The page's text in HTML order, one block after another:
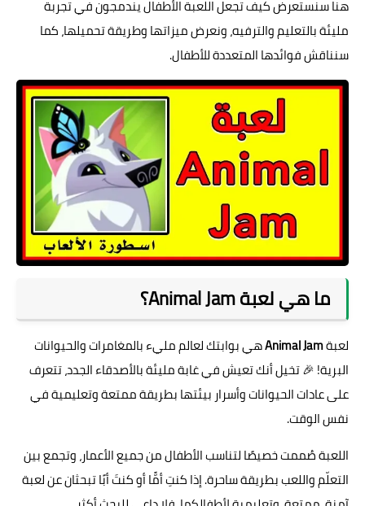
هنا سنستعرض كيف تجعل اللعبة الأطفال يندمجون في تجربة
مليئة بالتعليم والترفيه، ونعرض ميزاتها وطريقة تحميلها، كما
سنناقش فوائدها المتعددة للأطفال.
ما هي لعبة Animal Jam؟
لعبةAnimal Jamهي بوابتك لعالم مليء بالمغامرات والحيوانات
البرية! 🎉 تخيل أنك تعيش في غابة مليئة بالأصدقاء الجدد، تتعرف
على عادات الحيوانات وأسرار بيئتها بطريقة ممتعة وتعليمية في
نفس الوقت.
اللعبة صُممت خصيصًا لتناسب الأطفال من جميع الأعمار، وتجمع بين
التعلّم واللعب بطريقة ساحرة. إذا كنتِ أمًّا أو كنتَ أبًا تبحثان عن لعبة